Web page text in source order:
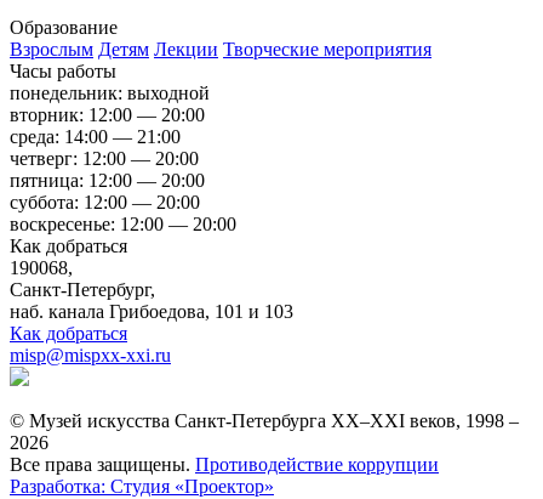
Образование
Взрослым Детям Лекции Творческие мероприятия
Часы работы
понедельник: выходной
вторник: 12:00 — 20:00
среда: 14:00 — 21:00
четверг: 12:00 — 20:00
пятница: 12:00 — 20:00
суббота: 12:00 — 20:00
воскресенье: 12:00 — 20:00
Как добраться
190068,
Санкт-Петербург,
наб. канала Грибоедова, 101 и 103
Как добраться
misp@mispxx-xxi.ru
© Музей искусства Санкт-Петербурга XX–XXI веков, 1998 –
2026
Все права защищены. Противодействие коррупции
Разработка: Студия «Проектор»